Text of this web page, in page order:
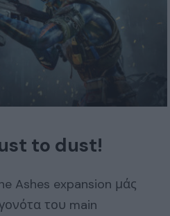
to dust!
Ashes expansion μάς
του main